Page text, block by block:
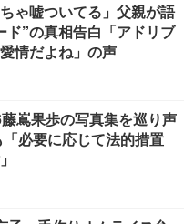
ゃ嘘ついてる」父親が語
ド”の真相告白「アドリブ
情だよね」の声
嶌果歩の写真集を巡り声
必要に応じて法的措置